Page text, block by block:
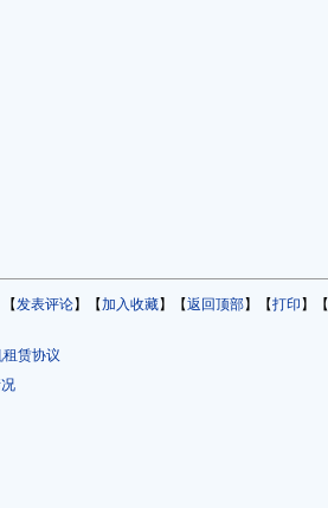
发表评论】【加入收藏】【返回顶部】【打印 】【
赁协议